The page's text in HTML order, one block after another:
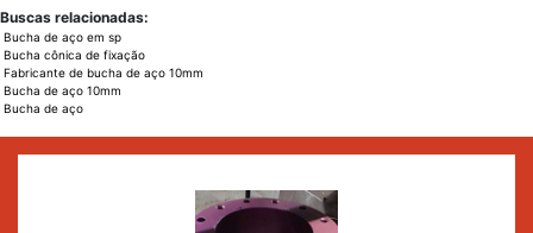
Buscas relacionadas:
Bucha de aço em sp
Bucha cônica de fixação
Fabricante de bucha de aço 10mm
Bucha de aço 10mm
Bucha de aço